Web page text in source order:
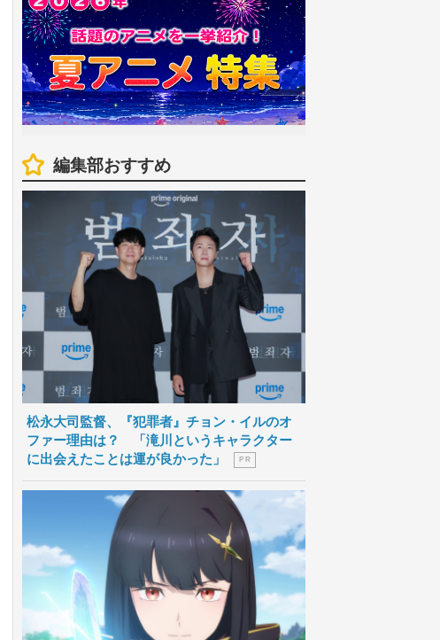
編集部おすすめ
松永大司監督、『犯罪者』チョン・イルのオ
ファー理由は？ 「滝川というキャラクター
に出会えたことは運が良かった」
P R